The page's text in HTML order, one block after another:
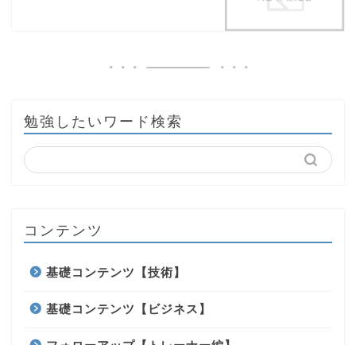
勉強したいワード検索
コンテンツ
基礎コンテンツ【技術】
基礎コンテンツ【ビジネス】